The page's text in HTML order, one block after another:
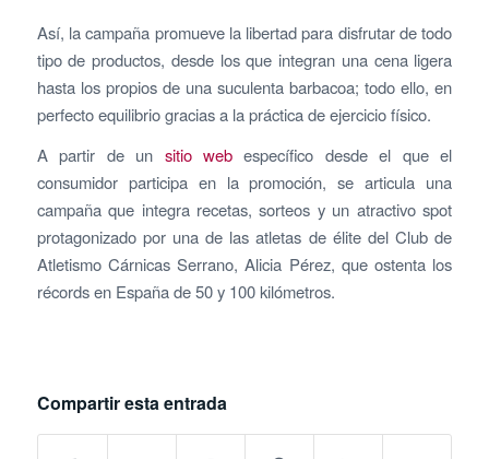
Así, la campaña promueve la libertad para disfrutar de todo
tipo de productos, desde los que integran una cena ligera
hasta los propios de una suculenta barbacoa; todo ello, en
perfecto equilibrio gracias a la práctica de ejercicio físico.
A partir de un sitio web específico desde el que el
consumidor participa en la promoción, se articula una
campaña que integra recetas, sorteos y un atractivo spot
protagonizado por una de las atletas de élite del Club de
Atletismo Cárnicas Serrano, Alicia Pérez, que ostenta los
récords en España de 50 y 100 kilómetros.
Compartir esta entrada